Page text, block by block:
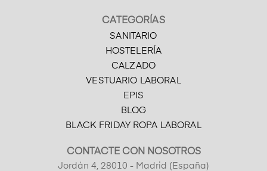
CATEGORÍAS
SANITARIO
HOSTELERÍA
CALZADO
VESTUARIO LABORAL
EPIS
BLOG
BLACK FRIDAY ROPA LABORAL
CONTACTE CON NOSOTROS
Jordán 4, 28010 - Madrid (España)